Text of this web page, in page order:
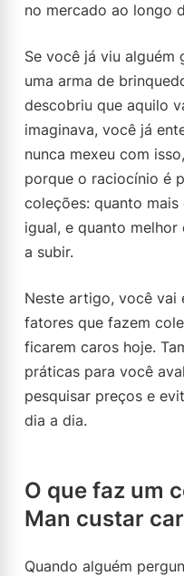
no mercado ao longo
Se você já viu alguém
uma arma de
descobriu que aquilo
imaginava, você já
nunca mexeu com
porque o raciocínio é
coleções: quanto
igual, e quanto
a subir.
Neste artigo, você vai
fatores que fazem
ficarem caros hoje.
práticas para você
pesquisar preços e
dia a dia.
O que faz um
Man custar
Quando alguém